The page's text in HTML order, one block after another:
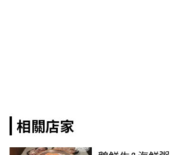
相關店家